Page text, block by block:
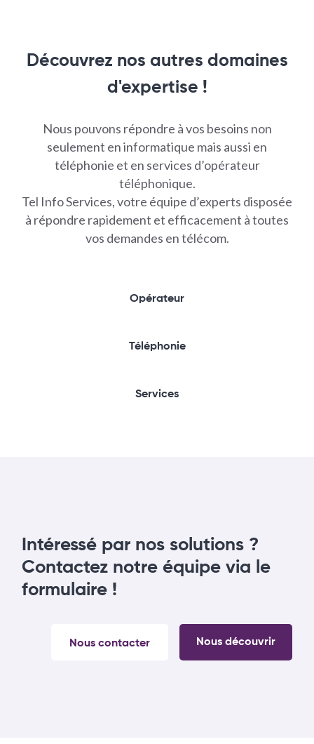
Découvrez nos autres domaines
d'expertise !
Nous pouvons répondre à vos besoins non
seulement en informatique mais aussi en
téléphonie et en services d’opérateur
téléphonique.
Tel Info Services, votre équipe d’experts disposée
à répondre rapidement et efficacement à toutes
vos demandes en télécom.
Opérateur
Téléphonie
Services
Intéressé par nos solutions ?
Contactez notre équipe via le
formulaire !
Nous contacter Nous découvrir